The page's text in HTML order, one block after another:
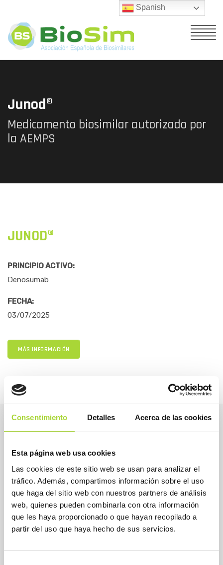
Consentimiento Detalles Acerca de las cookies
Esta página web usa cookies
Las cookies de este sitio web se usan para analizar el
tráfico. Además, compartimos información sobre el uso
que haga del sitio web con nuestros partners de análisis
web, quienes pueden combinarla con otra información
que les haya proporcionado o que hayan recopilado a
partir del uso que haya hecho de sus servicios.
Junod®
Medicamento biosimilar autorizado por
la AEMPS
JUNOD®
PRINCIPIO ACTIVO:
Denosumab
FECHA:
03/07/2025
MÁS INFORMACIÓN
BioSim
Spanish